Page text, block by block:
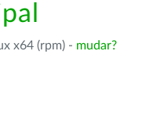
x64 (rpm) - mudar?